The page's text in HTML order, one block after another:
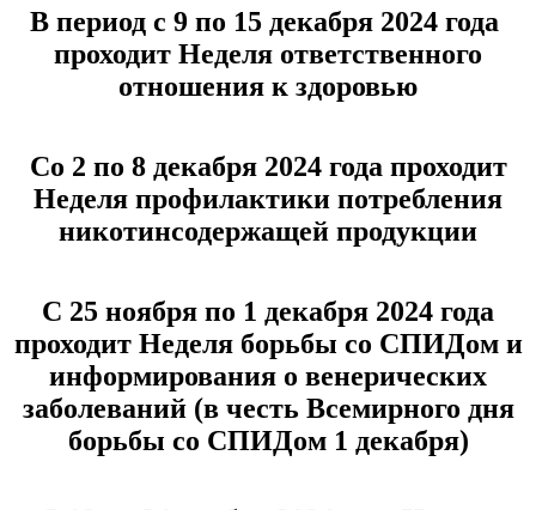
В период с 9 по 15 декабря 2024 года
проходит Неделя ответственного
отношения к здоровью
Со 2 по 8 декабря 2024 года проходит
Неделя профилактики потребления
никотинсодержащей продукции
С 25 ноября по 1 декабря 2024 года
проходит Неделя борьбы со СПИДом и
информирования о венерических
заболеваний (в честь Всемирного дня
борьбы со СПИДом 1 декабря)